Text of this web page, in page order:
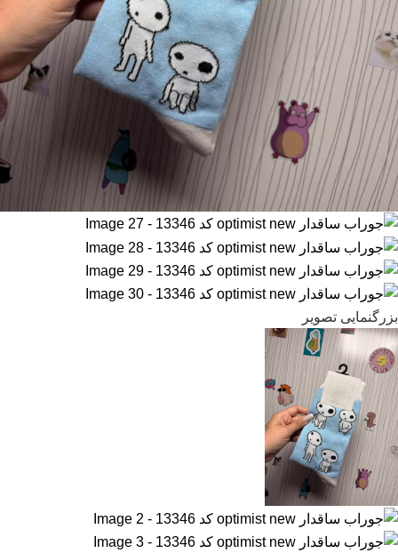
بزرگنمایی تصویر